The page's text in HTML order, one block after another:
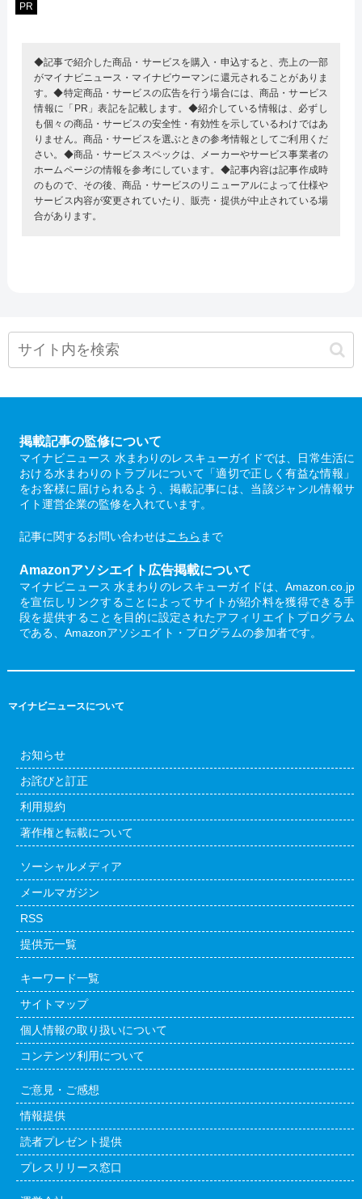
PR
◆記事で紹介した商品・サービスを購入・申込すると、売上の一部
がマイナビニュース・マイナビウーマンに還元されることがありま
す。◆特定商品・サービスの広告を行う場合には、商品・サービス
情報に「PR」表記を記載します。◆紹介している情報は、必ずし
も個々の商品・サービスの安全性・有効性を示しているわけではあ
りません。商品・サービスを選ぶときの参考情報としてご利用くだ
さい。◆商品・サービススペックは、メーカーやサービス事業者の
ホームページの情報を参考にしています。◆記事内容は記事作成時
のもので、その後、商品・サービスのリニューアルによって仕様や
サービス内容が変更されていたり、販売・提供が中止されている場
合があります。
掲載記事の監修について
マイナビニュース 水まわりのレスキューガイドでは、日常生活に
おける水まわりのトラブルについて「適切で正しく有益な情報」
をお客様に届けられるよう、掲載記事には、当該ジャンル情報サ
イト運営企業の監修を入れています。
記事に関するお問い合わせはこちら まで
Amazonアソシエイト広告掲載について
マイナビニュース 水まわりのレスキューガイドは、Amazon.co.jp
を宣伝しリンクすることによってサイトが紹介料を獲得できる手
段を提供することを目的に設定されたアフィリエイトプログラム
である、Amazonアソシエイト・プログラムの参加者です。
マイナビニュースについて
お知らせ
お詫びと訂正
利用規約
著作権と転載について
ソーシャルメディア
メールマガジン
RSS
提供元一覧
キーワード一覧
サイトマップ
個人情報の取り扱いについて
コンテンツ利用について
ご意見・ご感想
情報提供
読者プレゼント提供
プレスリリース窓口